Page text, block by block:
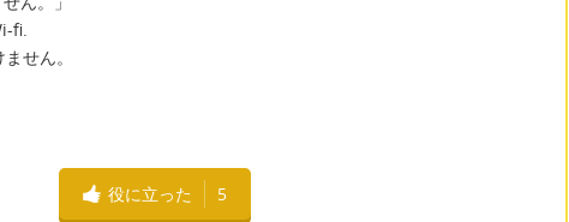
fi.
せん。
役に立った 5